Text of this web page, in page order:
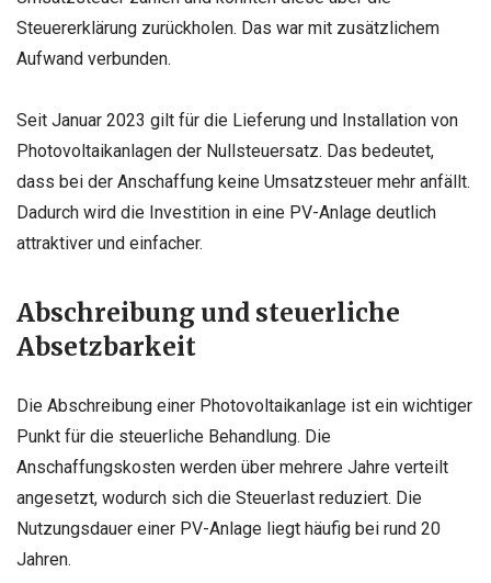
Steuererklärung zurückholen. Das war mit zusätzlichem
Aufwand verbunden.
Seit Januar 2023 gilt für die Lieferung und Installation von
Photovoltaikanlagen der Nullsteuersatz. Das bedeutet,
dass bei der Anschaffung keine Umsatzsteuer mehr anfällt.
Dadurch wird die Investition in eine PV-Anlage deutlich
attraktiver und einfacher.
Abschreibung und steuerliche
Absetzbarkeit
Die Abschreibung einer Photovoltaikanlage ist ein wichtiger
Punkt für die steuerliche Behandlung. Die
Anschaffungskosten werden über mehrere Jahre verteilt
angesetzt, wodurch sich die Steuerlast reduziert. Die
Nutzungsdauer einer PV-Anlage liegt häufig bei rund 20
Jahren.